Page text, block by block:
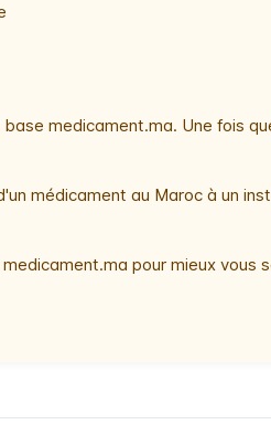
medicament.ma. Une fois
médicament au Maroc à un
pour mieux vous